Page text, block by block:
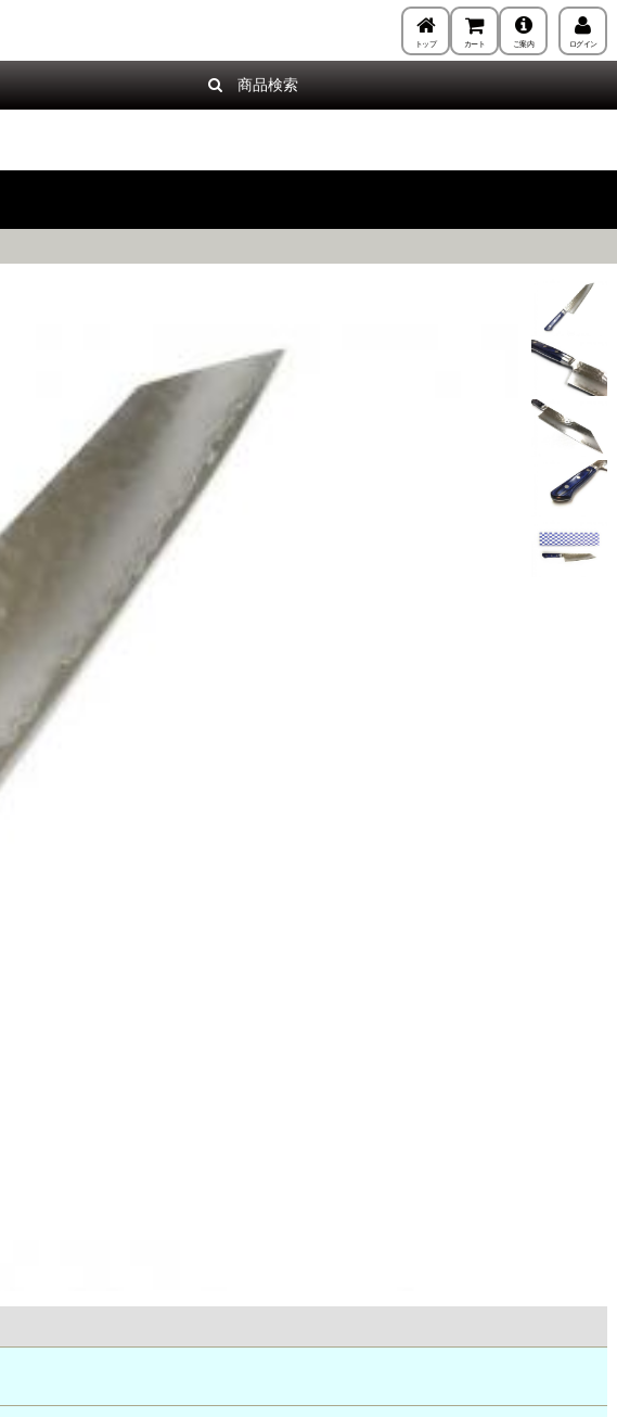
トップ カート ご案内 ログイン
商品検索